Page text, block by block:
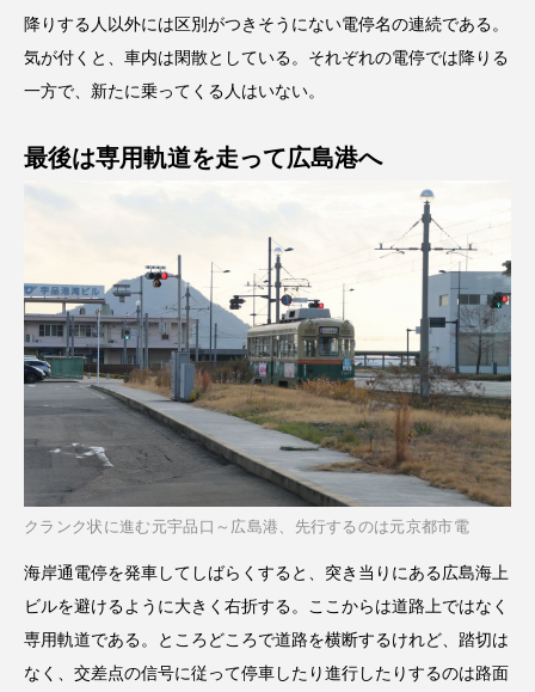
降りする人以外には区別がつきそうにない電停名の連続である。
気が付くと、車内は閑散としている。それぞれの電停では降りる
一方で、新たに乗ってくる人はいない。
最後は専用軌道を走って広島港へ
クランク状に進む元宇品口～広島港、先行するのは元京都市電
海岸通電停を発車してしばらくすると、突き当りにある広島海上
ビルを避けるように大きく右折する。ここからは道路上ではなく
専用軌道である。ところどころで道路を横断するけれど、踏切は
なく、交差点の信号に従って停車したり進行したりするのは路面